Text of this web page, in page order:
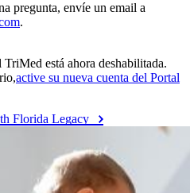
pregunta, envíe un email a
.
está ahora deshabilitada.
active su nueva cuenta del Portal
Florida Legacy